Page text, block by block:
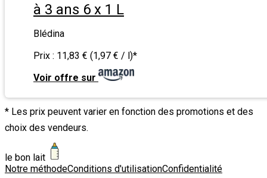
à 3 ans 6 x 1 L
Blédina
Prix : 11,83 € (1,97 € / l)*
Voir offre sur
* Les prix peuvent varier en fonction des promotions et des
choix des vendeurs.
le bon lait
Notre méthodeConditions d'utilisationConfidentialité